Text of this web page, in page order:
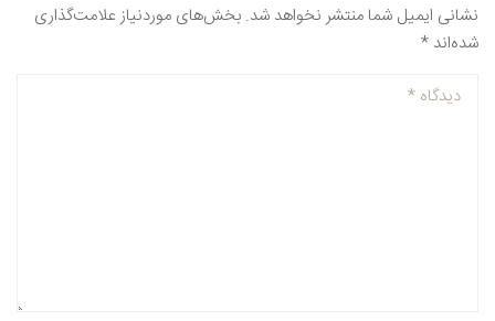
نشانی ایمیل شما منتشر نخواهد شد. بخش‌های موردنیاز علامت‌گذاری
شده‌اند *